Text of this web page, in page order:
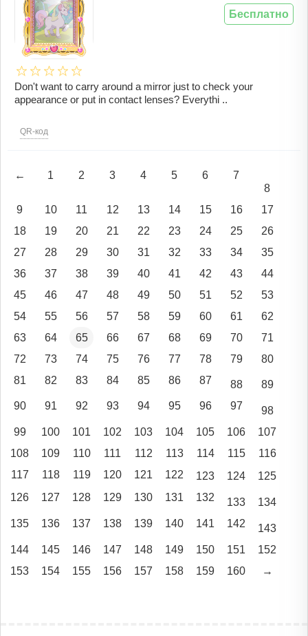
Don't want to carry around a mirror just to check your
appearance or put in contact lenses? Everythi ..
QR-код
Бесплатно
← 1 2 3 4 5 6
7
8
9
10 11 12 13 14 15 16
17
18
19 20 21 22 23 24 25
26
27
28 29 30 31 32 33 34
35
36
37 38 39 40 41 42 43
44
45
46 47 48 49 50 51 52
53
54
55 56 57 58 59 60 61
62
63
64 65 66 67 68 69 70
71
72
73 74 75 76 77 78 79
80
81
82 83 84 85 86 87 88
89
90
91 92 93 94 95 96 97
98
99
100 101 102 103 104 105 106
107
108
109 110 111 112 113 114 115
116
117
118 119 120 121 122 123 124
125
126
127 128 129 130 131 132 133
134
135
136 137 138 139 140 141 142
143
144
145 146 147 148 149 150 151
152
153
154 155 156 157 158 159 160 →